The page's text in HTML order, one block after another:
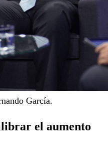
García.
el aumento